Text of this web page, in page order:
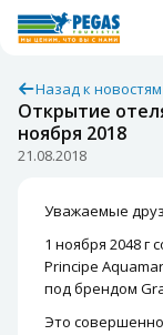
Назад к
Открытие
ноября 2018
21.08.2018
Уважаемые
1 ноября 2048 г
Principe
под брендом
Это